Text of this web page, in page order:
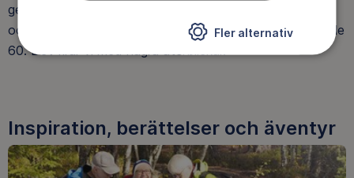
gett över 1,5 miljoner barn en så positiv känsla för natur
och miljö. I år när Friluftsfrämjandet fyller 125 år, blir Mulle
60. Det firar vi med några återblickar.
Inspiration, berättelser och äventyr
Fler alternativ